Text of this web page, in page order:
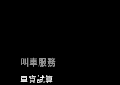
叫車服務
車資試算